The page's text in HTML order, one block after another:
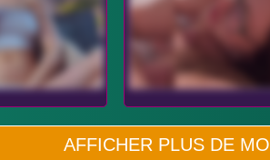
AFFICHER PLUS DE